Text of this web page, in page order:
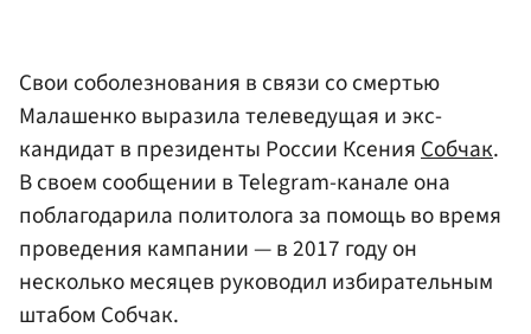
Свои соболезнования в связи со смертью
Малашенко выразила телеведущая и экс-
кандидат в президенты России КсенияСобчак.
В своем сообщении в Telegram-канале она
поблагодарила политолога за помощь во время
проведения кампании — в 2017 году он
несколько месяцев руководил избирательным
штабом Собчак.